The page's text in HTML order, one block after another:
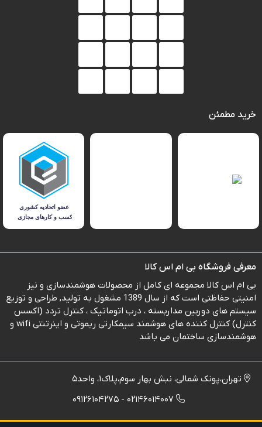
خرید مطمئن
معرفی فروشگاه بی ام اس کالا
بی ام اس کالا مجموعه ای کامل از محصولات هوشمندسازی و نیز
امنیتی حفاظتی است که از سال 1389 مشغول به تولید, طراحی و توزیع
سیستم های دوربین مداربسته ، درب اتوماتیک ، کنترل تردد (اکسس
کنترل) کنترل کننده های هوشمند سیمکارتی ریموتی و اینرتنتی wifi و
هوشمندسازی ساختمان می باشد
تهران،پونک شمالی، نبش بهار سوم،پلاک1، واحد5
02146014007 - 09126104275